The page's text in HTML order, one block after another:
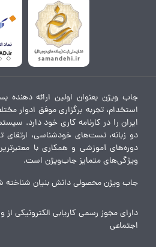
جاب ویژن بعنوان اولین ارائه دهنده
استخدام، تجربه برگزاری موفق ادوار
ایران را در کارنامه کاری خود دارد.
دو زبانه، تست‌های خودشناسی، ارتقای
دوره‌های آموزشی و همکاری با
ویژگی‌های متمایز جاب‌ویژن است.
جاب ویژن محصولی دانش بنیان
دارای مجوز رسمی کاریابی الکترونیکی از
اجتماعی